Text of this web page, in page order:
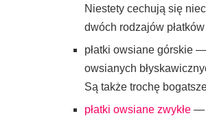
Niestety cechują się
dwóch rodzajów
płatki owsiane górskie
owsianych
Są także trochę
płatki owsiane zwykłe —